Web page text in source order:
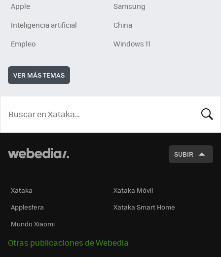
Apple
Samsung
Inteligencia artificial
China
Empleo
Windows 11
VER MÁS TEMAS
SUBIR
Xataka
Xataka Móvil
Applesfera
Xataka Smart Home
Mundo Xiaomi
Otras publicaciones de Webedia